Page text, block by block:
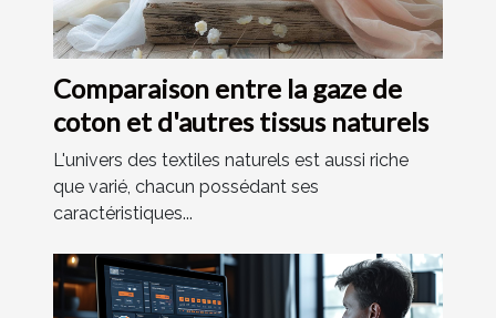
Comparaison entre la gaze de
coton et d'autres tissus naturels
L'univers des textiles naturels est aussi riche
que varié, chacun possédant ses
caractéristiques...